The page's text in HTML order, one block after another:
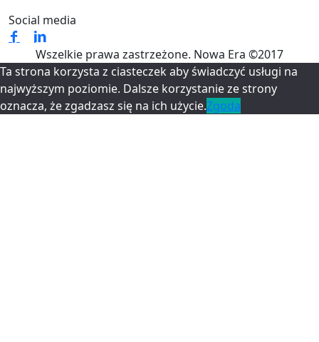
Social media
Wszelkie prawa zastrzeżone. Nowa Era ©2017
Ta strona korzysta z ciasteczek aby świadczyć usługi na
najwyższym poziomie. Dalsze korzystanie ze strony
oznacza, że zgadzasz się na ich użycie.Zgoda